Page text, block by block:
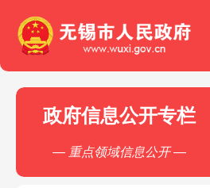
政府信息公开专栏
— 重点领域信息公开 —